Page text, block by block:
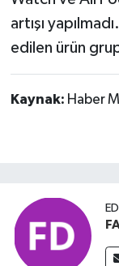
artışı
edilen ürün
Kaynak: Haber